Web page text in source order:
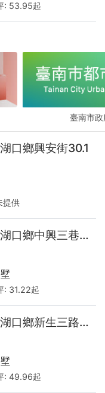
: 53.95起
臺南市
口鄉興安街30.1
提供
鄉中興三巷透天46.8
: 31.22起
鄉新生三路透天32.3
:49.96起